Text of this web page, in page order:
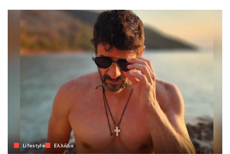
Lifestyle Ελλάδα